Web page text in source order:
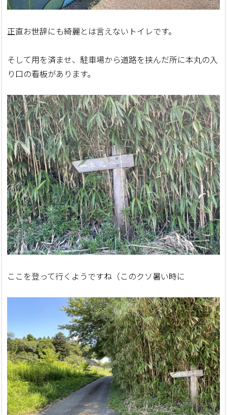
正直お世辞にも綺麗とは言えないトイレです。
そして用を済ませ、駐車場から道路を挟んだ所に本丸の入
り口の看板があります。
ここを登って行くようですね（このクソ暑い時に